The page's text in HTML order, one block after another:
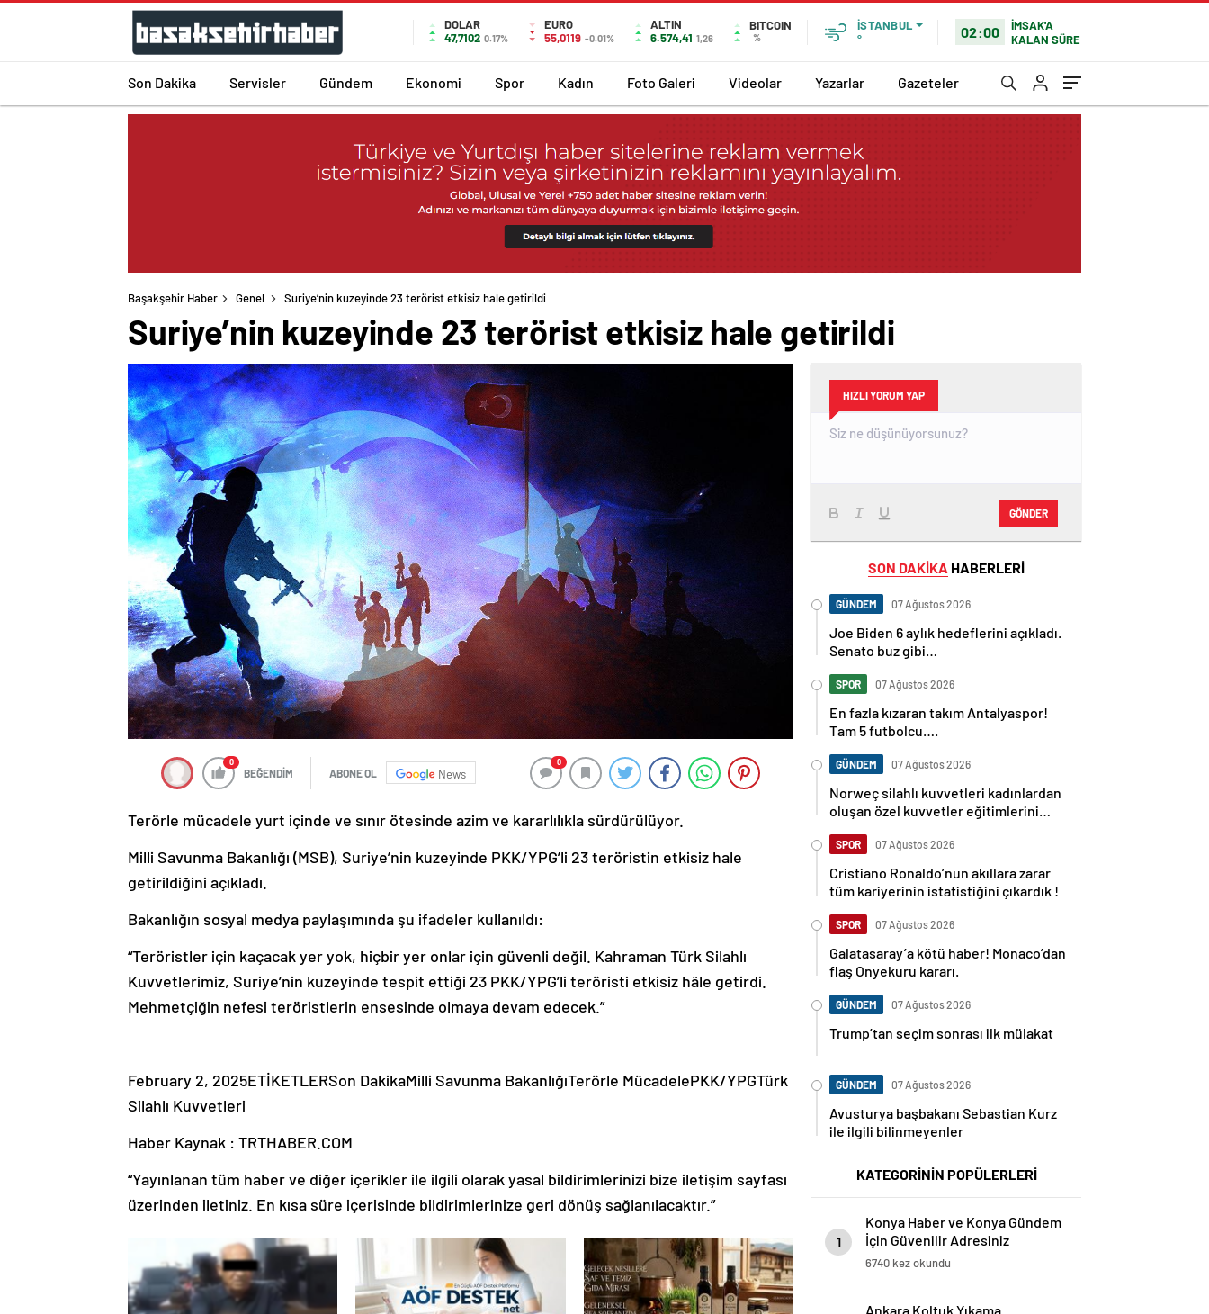
DOLAR
47,7102 0.17%
EURO
55,0119 -0.01%
ALTIN
6.574,41 1,26
BITCOIN
%
İSTANBUL
°
02:00
İMSAK'A
KALAN SÜRE
Son Dakika Servisler Gündem Ekonomi Spor Kadın Foto Galeri Videolar Yazarlar Gazeteler
Başakşehir Haber Genel Suriye’nin kuzeyinde 23 terörist etkisiz hale getirildi
Suriye’nin kuzeyinde 23 terörist etkisiz hale getirildi
0
BEĞENDİM ABONE OL News
0
Terörle mücadele yurt içinde ve sınır ötesinde azim ve kararlılıkla sürdürülüyor.
Milli Savunma Bakanlığı (MSB), Suriye’nin kuzeyinde PKK/YPG’li 23 teröristin etkisiz hale
getirildiğini açıkladı.
Bakanlığın sosyal medya paylaşımında şu ifadeler kullanıldı:
“Teröristler için kaçacak yer yok, hiçbir yer onlar için güvenli değil. Kahraman Türk Silahlı
Kuvvetlerimiz, Suriye’nin kuzeyinde tespit ettiği 23 PKK/YPG’li teröristi etkisiz hâle getirdi.
Mehmetçiğin nefesi teröristlerin ensesinde olmaya devam edecek.”
February 2, 2025ETİKETLERSon DakikaMilli Savunma BakanlığıTerörle MücadelePKK/YPGTürk
Silahlı Kuvvetleri
Haber Kaynak : TRTHABER.COM
“Yayınlanan tüm haber ve diğer içerikler ile ilgili olarak yasal bildirimlerinizi bize iletişim sayfası
üzerinden iletiniz. En kısa süre içerisinde bildirimlerinize geri dönüş sağlanılacaktır.”
HIZLI YORUM YAP
GÖNDER
SON DAKİKA HABERLERİ
GÜNDEM 07 Ağustos 2026
Joe Biden 6 aylık hedeflerini açıkladı.
Senato buz gibi…
SPOR 07 Ağustos 2026
En fazla kızaran takım Antalyaspor!
Tam 5 futbolcu….
GÜNDEM 07 Ağustos 2026
Norweç silahlı kuvvetleri kadınlardan
oluşan özel kuvvetler eğitimlerini
SPOR 07 Ağustos 2026
Cristiano Ronaldo’nun akıllara zarar
tüm kariyerinin istatistiğini çıkardık !
SPOR 07 Ağustos 2026
Galatasaray’a kötü haber! Monaco’dan
flaş Onyekuru kararı.
GÜNDEM 07 Ağustos 2026
Trump’tan seçim sonrası ilk mülakat
GÜNDEM 07 Ağustos 2026
Avusturya başbakanı Sebastian Kurz
ile ilgili bilinmeyenler
KATEGORİNİN POPÜLERLERİ
1
Konya Haber ve Konya Gündem
İçin Güvenilir Adresiniz
6740 kez okundu
Ankara Koltuk Yıkama